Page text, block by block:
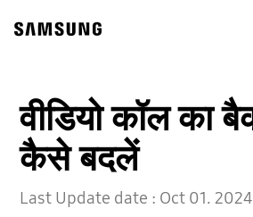
content
वीडियो कॉल का
कैसे बदलें
Last Update date : Oct 01. 2024